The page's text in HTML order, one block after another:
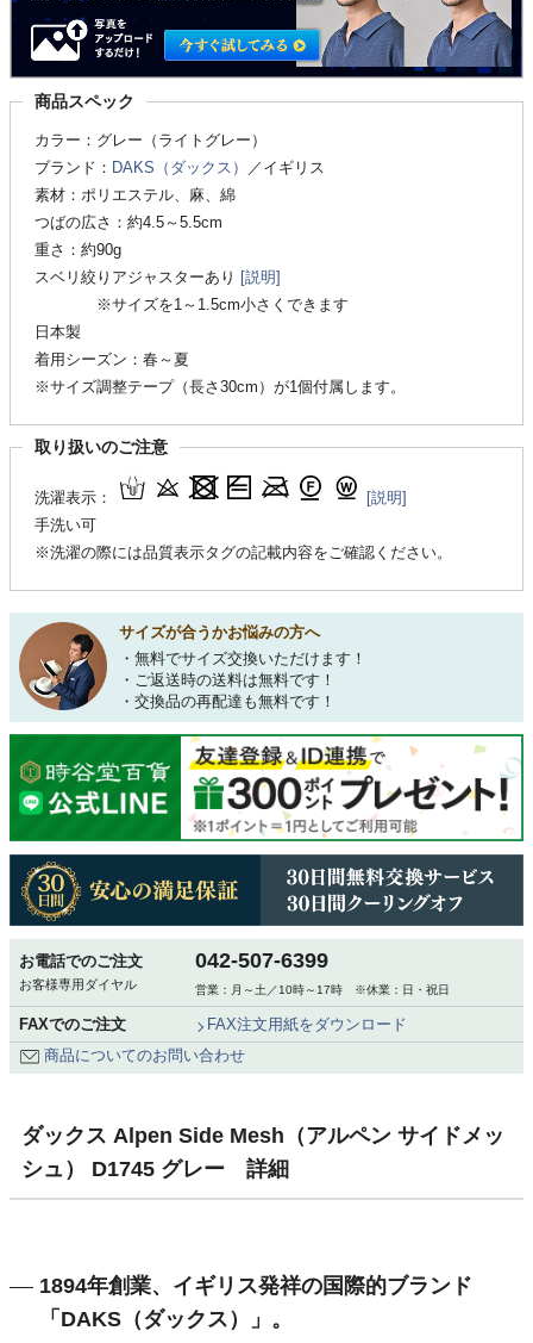
商品スペック
カラー：グレー（ライトグレー）
ブランド： DAKS（ダックス）
／イギリス
素材：ポリエステル、麻、綿
つばの広さ：約4.5～5.5cm
重さ：約90g
スベリ絞りアジャスターあり [説明]
※サイズを1～1.5cm小さくできます
日本製
着用シーズン：春～夏
※サイズ調整テープ（長さ30cm）が1個付属します。
取り扱いのご注意
洗濯表示：
[説明]
手洗い可
※洗濯の際には品質表示タグの記載内容をご確認ください。
サイズが合うかお悩みの方へ
・無料でサイズ交換いただけます！
・ご返送時の送料は無料です！
・交換品の再配達も無料です！
お電話でのご注文
お客様専用ダイヤル
042-507-6399
営業：月～土／10時～17時 ※休業：日・祝日
FAXでのご注文
FAX注文用紙をダウンロード
商品についてのお問い合わせ
ダックス Alpen Side Mesh（アルペン サイドメッ
シュ） D1745 グレー 詳細
1894年創業、イギリス発祥の国際的ブランド
「DAKS（ダックス）」。